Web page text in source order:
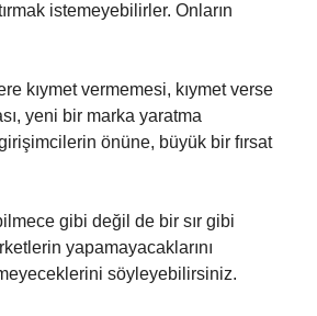
istemeyebilirler. Onların
kıymet vermemesi, kıymet verse
yeni bir marka yaratma
önüne, büyük bir fırsat
gibi değil de bir sır gibi
yapamayacaklarını
söyleyebilirsiniz.